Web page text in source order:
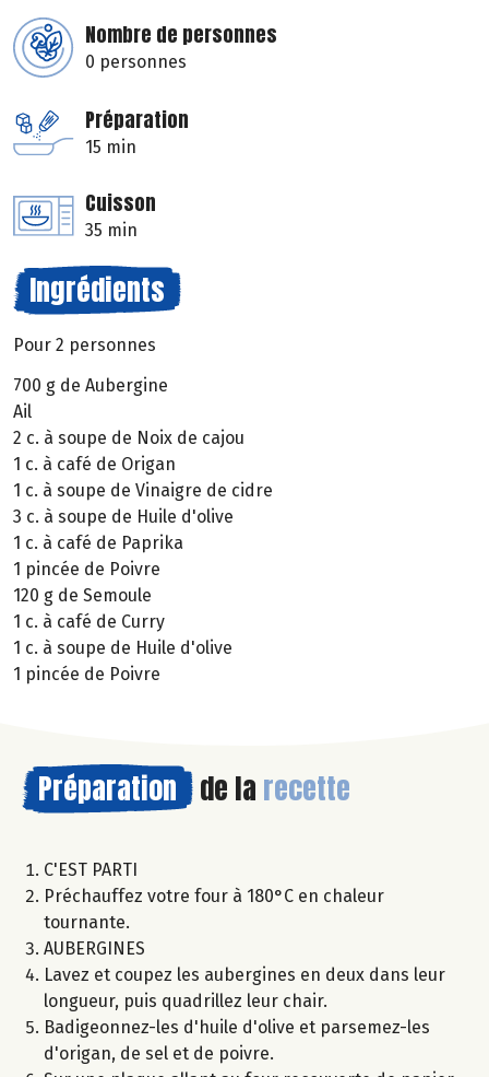
Nombre de personnes
0 personnes
Préparation
15 min
Cuisson
35 min
Ingrédients
Pour 2 personnes
700 g de Aubergine
Ail
2 c. à soupe de Noix de cajou
1 c. à café de Origan
1 c. à soupe de Vinaigre de cidre
3 c. à soupe de Huile d'olive
1 c. à café de Paprika
1 pincée de Poivre
120 g de Semoule
1 c. à café de Curry
1 c. à soupe de Huile d'olive
1 pincée de Poivre
Préparation de la recette
C'EST PARTI
Préchauffez votre four à 180°C en chaleur
tournante.
AUBERGINES
Lavez et coupez les aubergines en deux dans leur
longueur, puis quadrillez leur chair.
Badigeonnez-les d'huile d'olive et parsemez-les
d'origan, de sel et de poivre.